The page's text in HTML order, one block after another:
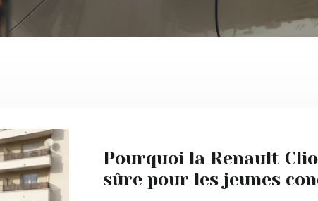
Pourquoi la Renault
sûre pour les jeunes